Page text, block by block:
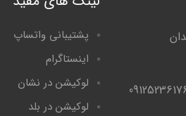
پشتیبانی واتساپ
اینستاگرام
لوکیشن در نشان
لوکیشن در بلد